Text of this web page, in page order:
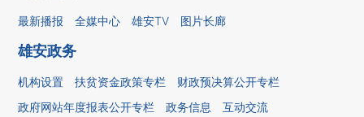
最新播报 全媒中心 雄安TV 图片长廊
雄安政务
机构设置 扶贫资金政策专栏
财政预决算公开专栏
政府网站年度报表公开专栏
政务信息 互动交流